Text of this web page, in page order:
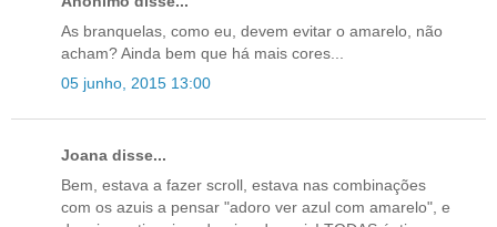
As branquelas, como eu, devem evitar o amarelo, não
acham? Ainda bem que há mais cores...
05 junho, 2015 13:00
Joana disse...
Bem, estava a fazer scroll, estava nas combinações
com os azuis a pensar "adoro ver azul com amarelo", e